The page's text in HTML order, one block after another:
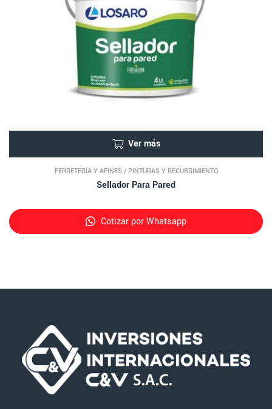
Ver más
FERRETERÍA Y AFINES / PINTURAS Y RECUBRIMIENTO
Sellador Para Pared
Cotizar por Whatsapp